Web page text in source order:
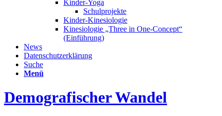
Kinder-Yoga
Schulprojekte
Kinder-Kinesiologie
Kinesiologie „Three in One-Concept“
(Einführung)
News
Datenschutzerklärung
Suche
Menü
Demografischer Wandel